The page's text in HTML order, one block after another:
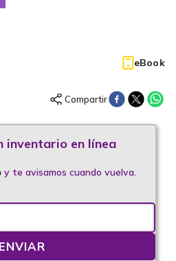
eBook
y te avisamos cuando vuelva.
ENVIAR